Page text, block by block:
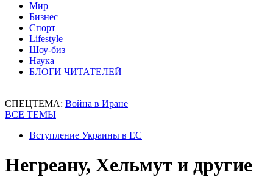
Мир
Бизнес
Спорт
Lifestyle
Шоу-биз
Наука
БЛОГИ ЧИТАТЕЛЕЙ
СПЕЦТЕМА: Война в Иране
ВСЕ ТЕМЫ
Вступление Украины в ЕС
Негреану, Хельмут и другие